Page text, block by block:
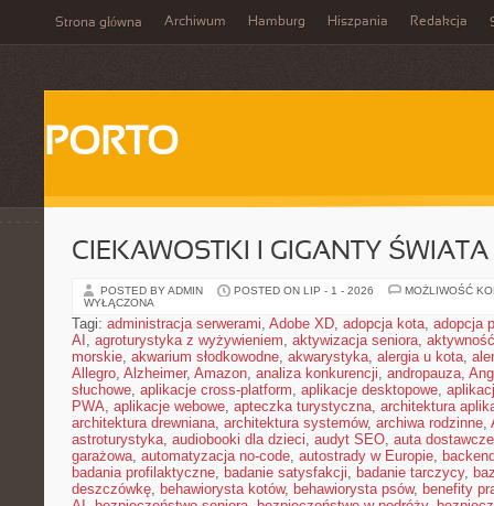
Strona główna Archiwum Hamburg Hiszpania Redakcja
PORTO
CIEKAWOSTKI I GIGANTY ŚWIATA
POSTED BY ADMIN POSTED ON LIP - 1 - 2026
MOŻLIWOŚĆ
WYŁĄCZONA
Tagi: administracja serwerami, Adobe XD, adopcja kota, adopcja
AI , agroturystyka z wyżywieniem, aktywizacja seniora,
morskie, akwarium słodkowodne, akwarystyka, alergia u kota,
Allegro, Alzheimer, Amazon, analiza konkurencji, andropauza,
słuchowe, aplikacje cross-platform, aplikacje desktopowe,
PWA, aplikacje webowe, apteczka turystyczna, architektura
architektura drewniana, architektura systemów, archiwa rodzinne,
astroturystyka, audiobooki dla dzieci, audyt SEO, auta dostawcze
garażowa, automatyzacja no-code, autostrady w Europie,
badania profilaktyczne, badanie satysfakcji, badanie tarczycy,
deszczówkę, behawiorysta kotów, behawiorysta psów, benefity